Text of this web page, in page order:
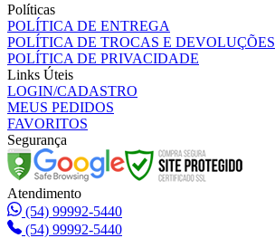
Políticas
POLÍTICA DE ENTREGA
POLÍTICA DE TROCAS E DEVOLUÇÕES
POLÍTICA DE PRIVACIDADE
Links Úteis
LOGIN/CADASTRO
MEUS PEDIDOS
FAVORITOS
Segurança
Atendimento
(54) 99992-5440
(54) 99992-5440